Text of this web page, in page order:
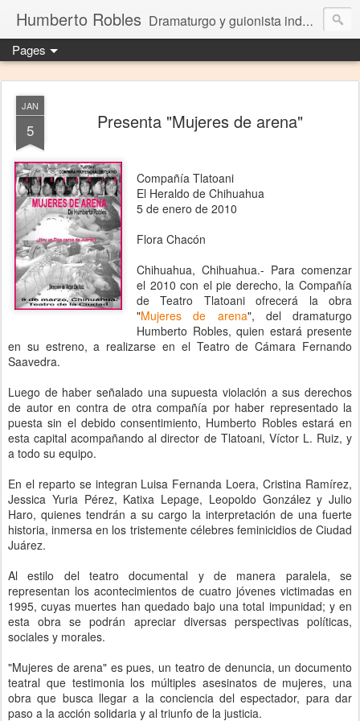
Humberto Robles Dramaturgo y guionista independiente
Pages
JAN
5 Presenta "Mujeres de arena"
Compañía Tlatoani
El Heraldo de Chihuahua
5 de enero de 2010
Flora Chacón
Chihuahua, Chihuahua.- Para comenzar
el 2010 con el pie derecho, la Compañía
de Teatro Tlatoani ofrecerá la obra
"Mujeres de arena", del dramaturgo
Humberto Robles, quien estará presente
en su estreno, a realizarse en el Teatro de Cámara Fernando
Saavedra.
Luego de haber señalado una supuesta violación a sus derechos
de autor en contra de otra compañía por haber representado la
puesta sin el debido consentimiento, Humberto Robles estará en
esta capital acompañando al director de Tlatoani, Víctor L. Ruiz, y
a todo su equipo.
En el reparto se integran Luisa Fernanda Loera, Cristina Ramírez,
Jessica Yuria Pérez, Katixa Lepage, Leopoldo González y Julio
Haro, quienes tendrán a su cargo la interpretación de una fuerte
historia, inmersa en los tristemente célebres feminicidios de Ciudad
Juárez.
Al estilo del teatro documental y de manera paralela, se
representan los acontecimientos de cuatro jóvenes victimadas en
1995, cuyas muertes han quedado bajo una total impunidad; y en
esta obra se podrán apreciar diversas perspectivas políticas,
sociales y morales.
"Mujeres de arena" es pues, un teatro de denuncia, un documento
teatral que testimonia los múltiples asesinatos de mujeres, una
obra que busca llegar a la conciencia del espectador, para dar
paso a la acción solidaria y al triunfo de la justicia.